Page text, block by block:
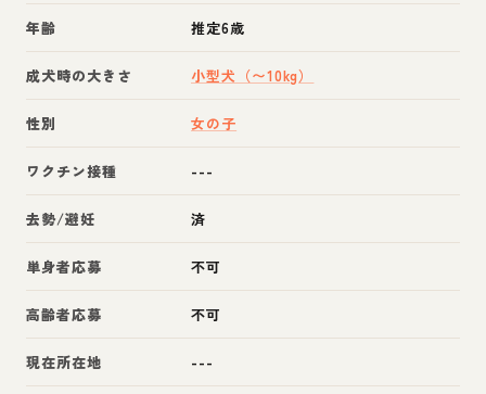
年齢 推定6歳
成犬時の大きさ 小型犬（〜10kg）
性別 女の子
ワクチン接種 ---
去勢/避妊 済
単身者応募 不可
高齢者応募 不可
現在所在地 ---